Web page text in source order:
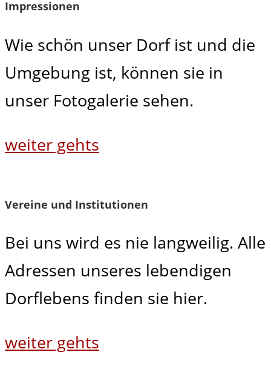
Impressionen
Wie schön unser Dorf ist und die
Umgebung ist, können sie in
unser Fotogalerie sehen.
weiter gehts
Vereine und Institutionen
Bei uns wird es nie langweilig. Alle
Adressen unseres lebendigen
Dorflebens finden sie hier.
weiter gehts